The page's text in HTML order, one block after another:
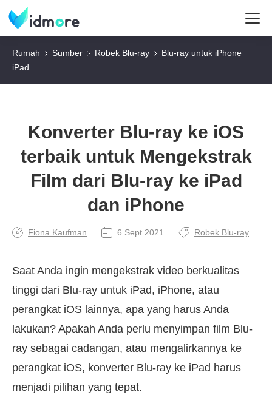
Rumah Sumber Robek Blu-ray
Blu-ray untuk iPhone
iPad
Konverter Blu-ray ke iOS
terbaik untuk Mengekstrak
Film dari Blu-ray ke iPad
dan iPhone
Fiona Kaufman 6 Sept 2021 Robek Blu-ray
Saat Anda ingin mengekstrak video berkualitas
tinggi dari Blu-ray untuk iPad, iPhone, atau
perangkat iOS lainnya, apa yang harus Anda
lakukan? Apakah Anda perlu menyimpan film Blu-
ray sebagai cadangan, atau mengalirkannya ke
perangkat iOS, konverter Blu-ray ke iPad harus
menjadi pilihan yang tepat.